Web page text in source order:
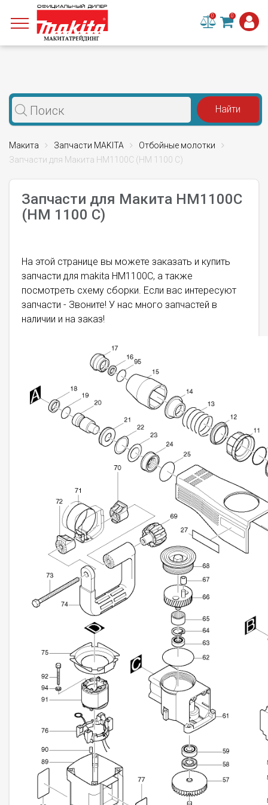
0 0
Макита Запчасти MAKITA
Отбойные молотки
Запчасти для Макита HM1100C (HM 1100 C)
Запчасти для Макита HM1100C
(HM 1100 C)
На этой странице вы можете заказать и купить
запчасти для makita HM1100C, а также
посмотреть схему сборки. Если вас интересуют
запчасти - Звоните! У нас много запчастей в
наличии и на заказ!